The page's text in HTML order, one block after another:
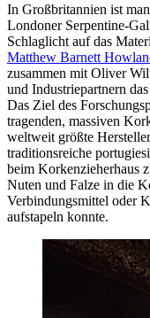
In Großbritannien ist
Londoner Serpentine-
Schlaglicht auf das
Matthew Barnett
zusammen mit Oliver
und Industriepartnern
Das Ziel des
tragenden, massiven
weltweit größte
traditionsreiche
beim Korkenzieherhaus
Nuten und Falze in die
Verbindungsmittel oder
aufstapeln konnte.